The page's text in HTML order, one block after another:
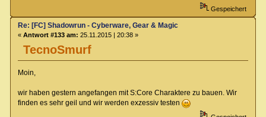
Gespeichert
TecnoSmurf
Re: [FC] Shadowrun - Cyberware, Gear & Magic
« Antwort #133 am: 25.11.2015 | 20:38 »
Moin,
wir haben gestern angefangen mit S:Core Charaktere zu bauen. Wir
finden es sehr geil und wir werden exzessiv testen